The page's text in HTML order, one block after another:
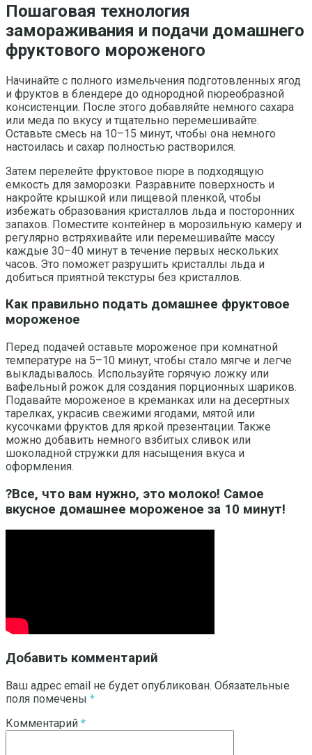
Пошаговая технология
замораживания и подачи домашнего
фруктового мороженого
Начинайте с полного измельчения подготовленных ягод
и фруктов в блендере до однородной пюреобразной
консистенции. После этого добавляйте немного сахара
или меда по вкусу и тщательно перемешивайте.
Оставьте смесь на 10–15 минут, чтобы она немного
настоилась и сахар полностью растворился.
Затем перелейте фруктовое пюре в подходящую
емкость для заморозки. Разравните поверхность и
накройте крышкой или пищевой пленкой, чтобы
избежать образования кристаллов льда и посторонних
запахов. Поместите контейнер в морозильную камеру и
регулярно встряхивайте или перемешивайте массу
каждые 30–40 минут в течение первых нескольких
часов. Это поможет разрушить кристаллы льда и
добиться приятной текстуры без кристаллов.
Как правильно подать домашнее фруктовое
мороженое
Перед подачей оставьте мороженое при комнатной
температуре на 5–10 минут, чтобы стало мягче и легче
выкладывалось. Используйте горячую ложку или
вафельный рожок для создания порционных шариков.
Подавайте мороженое в креманках или на десертных
тарелках, украсив свежими ягодами, мятой или
кусочками фруктов для яркой презентации. Также
можно добавить немного взбитых сливок или
шоколадной стружки для насыщения вкуса и
оформления.
?Все, что вам нужно, это молоко! Самое
вкусное домашнее мороженое за 10 минут!
Добавить комментарий
Ваш адрес email не будет опубликован. Обязательные
поля помечены *
Комментарий *